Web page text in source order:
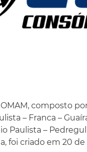
composto
– Franca –
Paulista –
foi criado em 20